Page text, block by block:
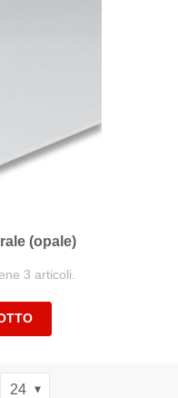
(opale)
3 articoli.